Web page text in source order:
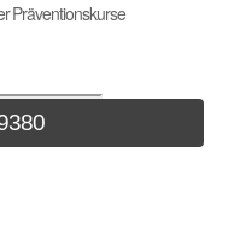
Präventionskurse